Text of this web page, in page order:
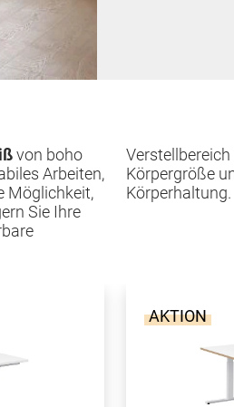
von boho
Arbeiten,
Möglichkeit,
Sie Ihre
Verstellbereich des Tischgestells ist ideal für Menschen jeder
richtige
Körperhaltung.
AKTION